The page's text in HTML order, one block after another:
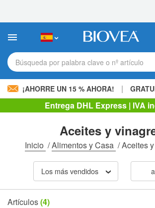
sitio
incluye
sistema
de Búsqueda por palabra clave o nº artículo
¡AHORRE UN 15 % AHORA! |
Entrega DHL Express | IVA
Aceites y
Inicio /Alimentos y Casa /Aceites
Los más vendidos
Artículos(4)